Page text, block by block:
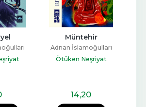
Müntehir
Adnan İslamoğulları
Ötüken Neşriyat
14,20